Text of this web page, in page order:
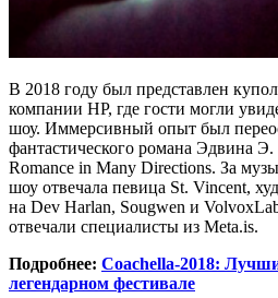
В 2018 году был представлен
компании HP, где гости могли
шоу. Иммерсивный опыт был
фантастического романа Эдвина
Romance in Many Directions. За
шоу отвечала певица St. Vincent,
на Dev Harlan, Sougwen и
отвечали специалисты из Meta.is.
Подробнее: Coachella-2018:
легендарном фестивале